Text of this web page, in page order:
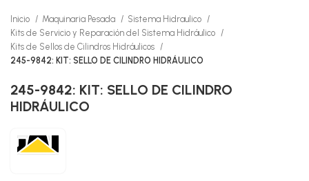
Inicio Maquinaria Pesada
Sistema Hidraulico
Kits de Servicio y Reparación del Sistema Hidráulico
Kits de Sellos de Cilindros Hidráulicos
245-9842: KIT: SELLO DE CILINDRO HIDRÁULICO
245-9842: KIT: SELLO DE CILINDRO
HIDRÁULICO